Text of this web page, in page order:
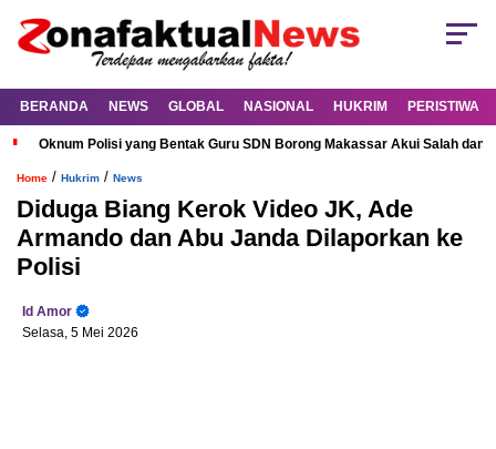
BERANDA NEWS GLOBAL NASIONAL HUKRIM PERISTIWA
Oknum Polisi yang Bentak Guru SDN Borong Makassar Akui Salah dan
Home / Hukrim / News
Diduga Biang Kerok Video JK, Ade
Armando dan Abu Janda Dilaporkan ke
Polisi
Id Amor
Selasa, 5 Mei 2026